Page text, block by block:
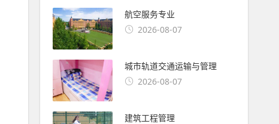
航空服务专业
2026-08-07
城市轨道交通运输与管理
2026-08-07
建筑工程管理